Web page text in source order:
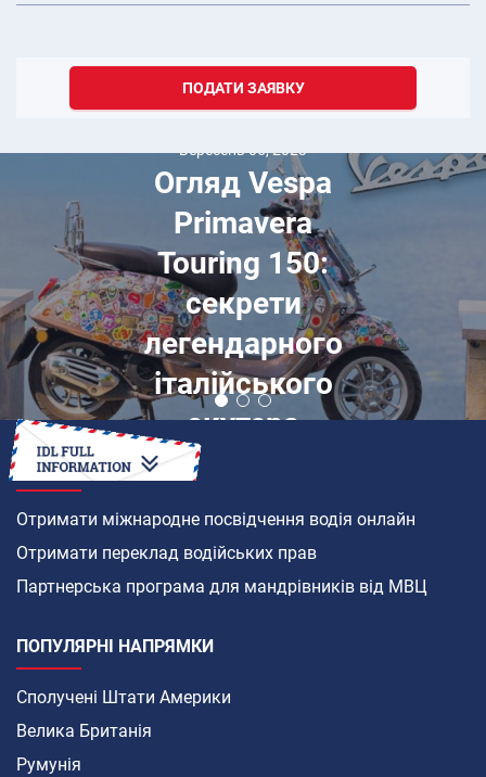
ПОДАТИ ЗАЯВКУ
Вересень 06, 2023
Огляд Vespa
Primavera
Touring 150:
секрети
легендарного
італійського
скутера
ЯК
Отримати міжнародне посвідчення водія онлайн
Отримати переклад водійських прав
Партнерська програма для мандрівників від МВЦ
ПОПУЛЯРНІ НАПРЯМКИ
Сполучені Штати Америки
Велика Британія
Румунія